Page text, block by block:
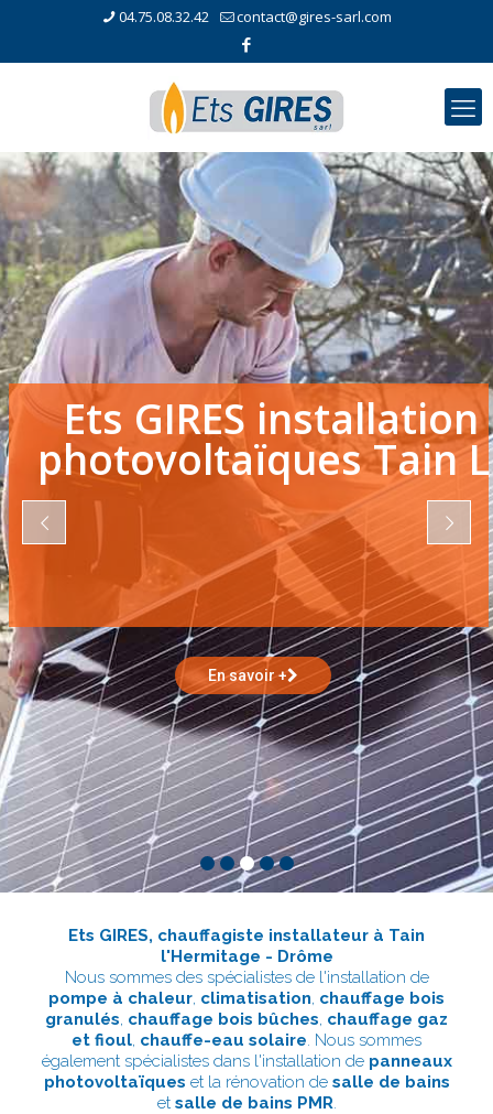
04.75.08.32.42 contact@gires-sarl.com
Ets GIRES, chauffagiste installateur à Tain
l'Hermitage - Drôme
Nous sommes des spécialistes de l'installation de
pompe à chaleur, climatisation, chauffage bois
granulés, chauffage bois bûches, chauffage gaz
et fioul, chauffe-eau solaire. Nous sommes
également spécialistes dans l'installation de panneaux
photovoltaïques et la rénovation de salle de bains
etsalle de bains PMR.